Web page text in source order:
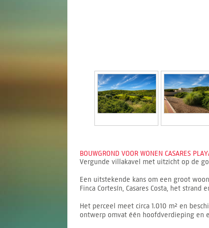
BOUWGROND VOOR WONEN CASARES
Vergunde villakavel met uitzicht op de
Een uitstekende kans om een groot
Finca Cortesín, Casares Costa, het strand
Het perceel meet circa 1.010 m² en
ontwerp omvat één hoofdverdieping en